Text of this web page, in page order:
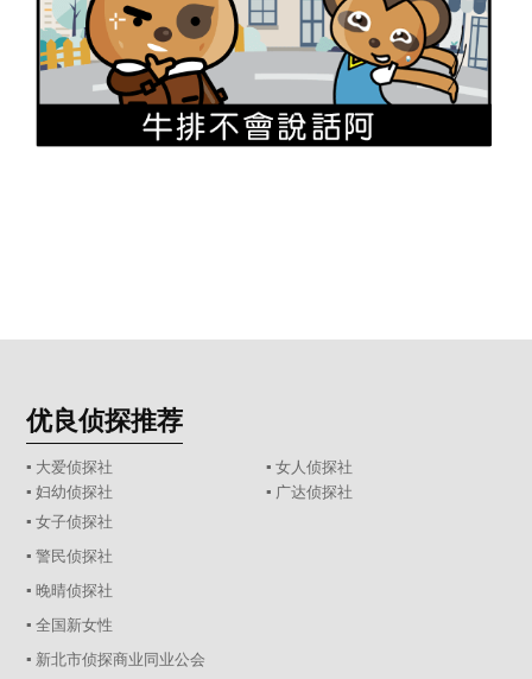
优良侦探推荐
▪ 大爱侦探社
▪ 女人侦探社
▪ 妇幼侦探社
▪ 广达侦探社
▪ 女子侦探社
▪ 警民侦探社
▪ 晚晴侦探社
▪ 全国新女性
▪ 新北市侦探商业同业公会